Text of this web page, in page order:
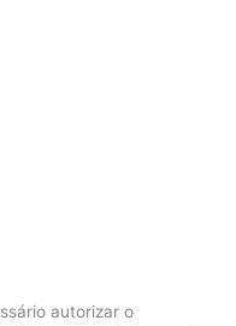
autorizar o